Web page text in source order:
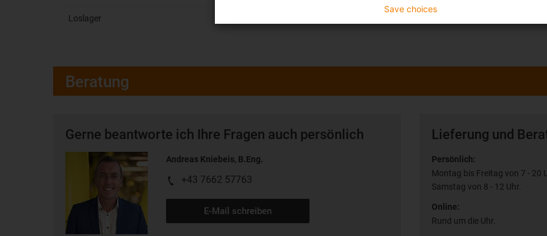
Loslager
Beratung
Gerne beantworte ich Ihre Fragen auch persönlich
Andreas Kniebeis, B.Eng.
+43 7662 57763
E-Mail schreiben
Lieferung und
Persönlich:
Montag bis Freitag von 7 - 20
Samstag von 8 - 12 Uhr.
Online:
Rund um die Uhr.
Save choices